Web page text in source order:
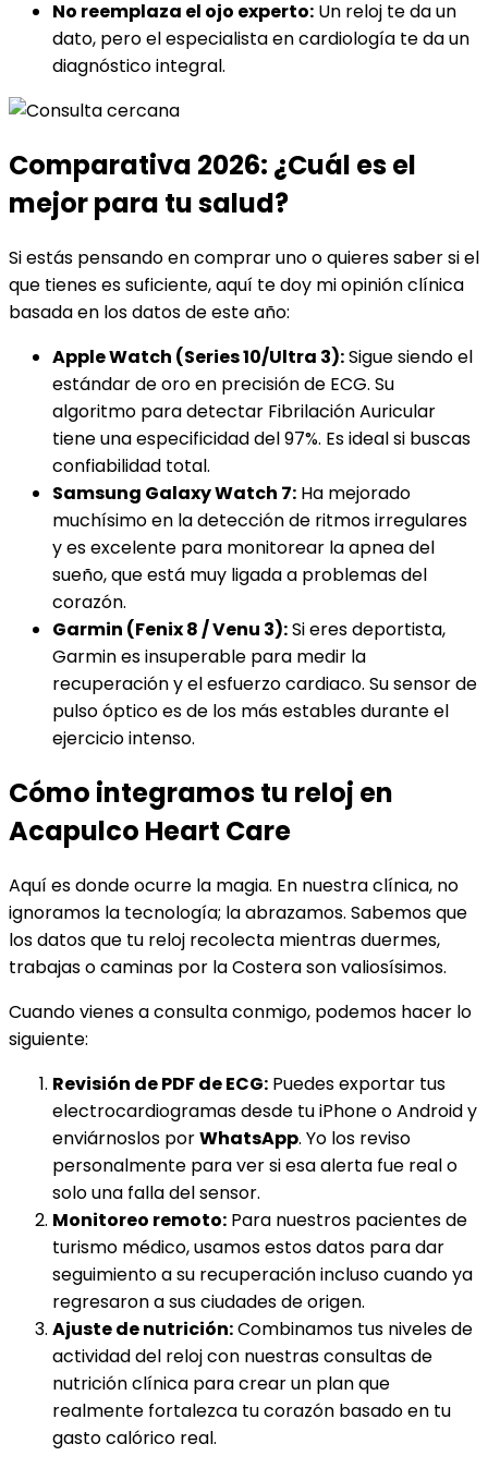
No reemplaza el ojo experto: Un reloj te da un
dato, pero el especialista en cardiología te da un
diagnóstico integral.
Comparativa 2026: ¿Cuál es el
mejor para tu salud?
Si estás pensando en comprar uno o quieres saber si el
que tienes es suficiente, aquí te doy mi opinión clínica
basada en los datos de este año:
Apple Watch (Series 10/Ultra 3):Sigue siendo el
estándar de oro en precisión de ECG. Su
algoritmo para detectar Fibrilación Auricular
tiene una especificidad del 97%. Es ideal si buscas
confiabilidad total.
Samsung Galaxy Watch 7: Ha mejorado
muchísimo en la detección de ritmos irregulares
y es excelente para monitorear la apnea del
sueño, que está muy ligada a problemas del
corazón.
Garmin (Fenix 8 / Venu 3):Si eres deportista,
Garmin es insuperable para medir la
recuperación y el esfuerzo cardiaco. Su sensor de
pulso óptico es de los más estables durante el
ejercicio intenso.
Cómo integramos tu reloj en
Acapulco Heart Care
Aquí es donde ocurre la magia. En nuestra clínica, no
ignoramos la tecnología; la abrazamos. Sabemos que
los datos que tu reloj recolecta mientras duermes,
trabajas o caminas por la Costera son valiosísimos.
Cuando vienes a consulta conmigo, podemos hacer lo
siguiente:
Revisión de PDF de ECG: Puedes exportar tus
electrocardiogramas desde tu iPhone o Android y
enviárnoslos porWhatsApp. Yo los reviso
personalmente para ver si esa alerta fue real o
solo una falla del sensor.
Monitoreo remoto: Para nuestros pacientes de
turismo médico, usamos estos datos para dar
seguimiento a su recuperación incluso cuando ya
regresaron a sus ciudades de origen.
Ajuste de nutrición:Combinamos tus niveles de
actividad del reloj con nuestras consultas de
nutrición clínica para crear un plan que
realmente fortalezca tu corazón basado en tu
gasto calórico real.